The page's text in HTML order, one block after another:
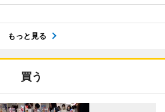
もっと見る
買う